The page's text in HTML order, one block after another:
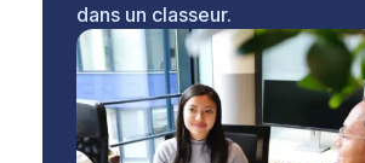
dans un classeur.